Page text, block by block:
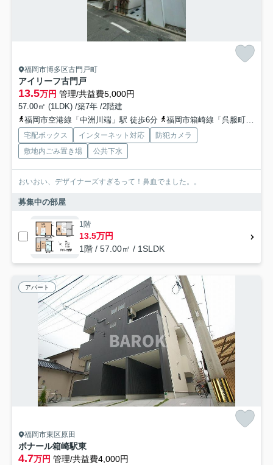
福岡市博多区古門戸町
アイリーフ古門戸
13.5万円 管理/共益費5,000円
57.00㎡ (1LDK) /築7年 /2階建
福岡市空港線「中洲川端」駅 徒歩6分
福岡市箱崎線「呉服町」駅 徒歩10分
宅配ボックス インターネット対応
防犯カメラ
敷地内ごみ置き場
公共下水
おいおい、デザイナーズすぎるって！鼻血でました。。
募集中の部屋
1階
13.5万円
1階 / 57.00㎡ / 1SLDK
アパート
福岡市東区原田
ボナール箱崎駅東
4.7万円 管理/共益費4,000円